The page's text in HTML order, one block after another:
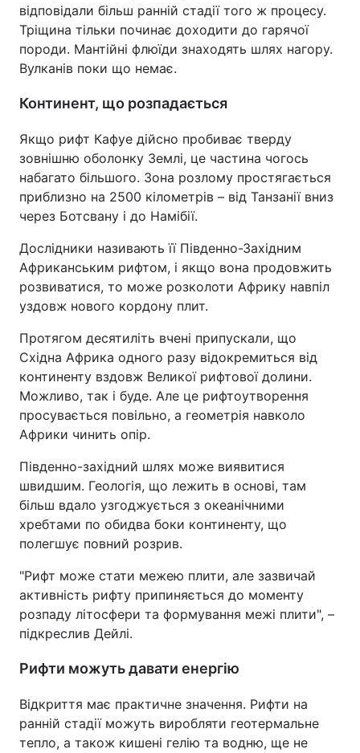
відповідали більш ранній стадії того ж процесу.
Тріщина тільки починає доходити до гарячої
породи. Мантійні флюїди знаходять шлях нагору.
Вулканів поки що немає.
Континент, що розпадається
Якщо рифт Кафуе дійсно пробиває тверду
зовнішню оболонку Землі, це частина чогось
набагато більшого. Зона розлому простягається
приблизно на 2500 кілометрів – від Танзанії вниз
через Ботсвану і до Намібії.
Дослідники називають її Південно-Західним
Африканським рифтом, і якщо вона продовжить
розвиватися, то може розколоти Африку навпіл
уздовж нового кордону плит.
Протягом десятиліть вчені припускали, що
Східна Африка одного разу відокремиться від
континенту вздовж Великої рифтової долини.
Можливо, так і буде. Але це рифтоутворення
просувається повільно, а геометрія навколо
Африки чинить опір.
Південно-західний шлях може виявитися
швидшим. Геологія, що лежить в основі, там
більш вдало узгоджується з океанічними
хребтами по обидва боки континенту, що
полегшує повний розрив.
"Рифт може стати межею плити, але зазвичай
активність рифту припиняється до моменту
розпаду літосфери та формування межі плити", –
підкреслив Дейлі.
Рифти можуть давати енергію
Відкриття має практичне значення. Рифти на
ранній стадії можуть виробляти геотермальне
тепло, а також кишені гелію та водню, ще не